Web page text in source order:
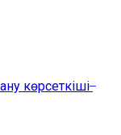
көрсеткіші